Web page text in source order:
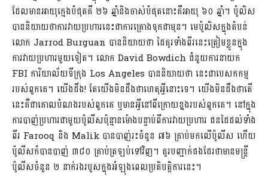
ដែលមានអាយុក្មេងបំផុតគឺ ២៦ ឆ្នាំនិងចាស់បំផុតនោះគឺអាយុ ៦០ ឆ្នាំ។ ប៉ូលិស
បាននិយាយថាការវាយប្រហារនេះជាការគ្រោងទុកជាមុន។ មេប៉ូលិសក្នុងតំបន់
លោក Jarrod Burguan បាននិយាយថា ដៃគូរទាំងពីរនេះត្រៀមខ្លួនក្នុង
ការវាយប្រហារមួយទៀត។ លោក David Bowdich ជំនួយការនាយក
FBI ការិយាល័យទីក្រុង Los Angeles បាននិយាយថា នេះជាបេសកកម្ម
របស់ពួកគេ។ យើងដឹង! តែយើងមិនដឹងថាហេតុអ្វីនោះទេ។ យើងមិនដឹងថាតើ
នេះគឺជាគោលបំណងរបស់ពួកគេ ឬមានអ្វីនៅពីក្រោយខ្នងរបស់ពួកគេ។ នៅក្នុង
ការបាញ់ប្រហារជាមួយប៉ូលីសប៉ុន្មានម៉ោងបន្ទាប់ពីការវាយប្រហារ ជនដៃដល់ទាំង
ពីរ Farooq និង Malik បានបាញ់រះចំនួន ៧៦ គ្រាប់មកលើប៉ូលីស ហើយ
ប៉ូលីសក៏បានបាញ់ ៣៨០ គ្រាប់ត្រឡប់ទៅវិញ។ គួរបញ្ជាក់ផងដែរថាមានមន្ត្រី
ប៉ូលីសចំនួន ២ នាក់រងរបួសក្នុងអំឡុងពេលប្រតិបត្តិការនេះ។